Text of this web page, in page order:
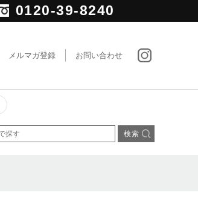
0120-39-8240
メルマガ登録 お問い合わせ